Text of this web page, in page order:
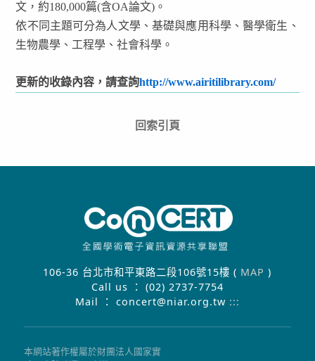
文，約180,000篇(含OA論文) 。
依不同主題可分為人文學、基礎與應用科學、醫學衛生、
生物農學、工程學、社會科學 。
更新的收錄內容，請查詢http://www.airitilibrary.com/
回索引頁
106-36 台北市和平東路二段106號15樓 ( MAP)
Call us ： (02) 2737-7754
Mail ： concert@niar.org.tw :::
本網站著作權屬於財團法人國家實